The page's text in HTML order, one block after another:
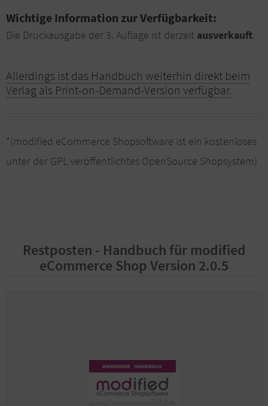
Wichtige Information zur Verfügbarkeit:
Die Druckausgabe der 3. Auflage ist derzeit ausverkauft.
Allerdings ist das Handbuch weiterhin direkt beim
Verlag als Print-on-Demand-Version verfügbar.
*(modified eCommerce Shopsoftware ist ein kostenloses
unter der GPL veröffentlichtes OpenSource Shopsystem)
Restposten - Handbuch für modified
eCommerce Shop Version 2.0.5